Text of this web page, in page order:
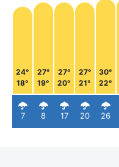
24°
18°
7
27°
19°
8
27°
20°
17
27°
21°
20
30°
22°
26